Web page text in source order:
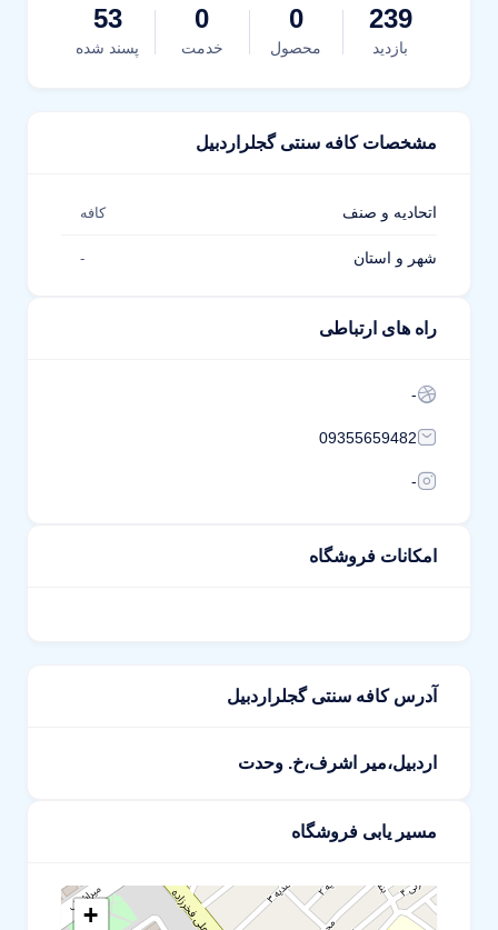
239
بازدید
0
محصول
0
خدمت
53
پسند شده
مشخصات کافه سنتی گجلراردبیل
اتحادیه و صنف کافه
شهر و استان -
راه های ارتباطی
-
09355659482
-
امکانات فروشگاه
آدرس کافه سنتی گجلراردبیل
اردبیل،میر اشرف،خ. وحدت
مسیر یابی فروشگاه
+